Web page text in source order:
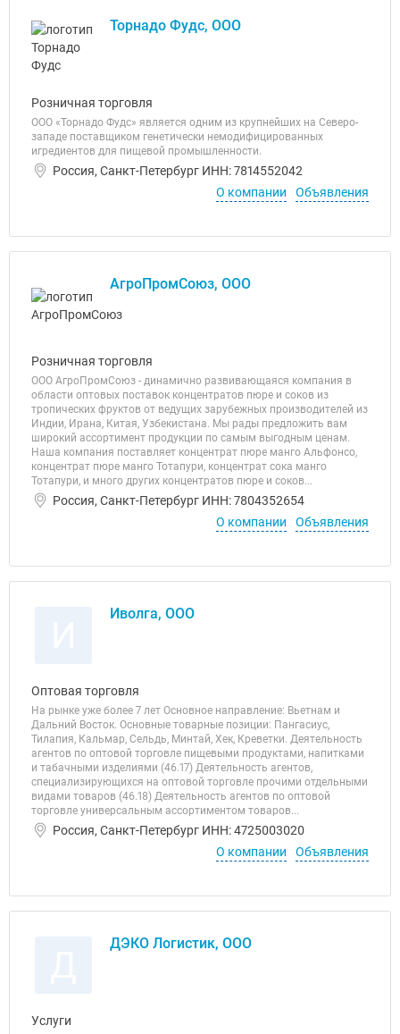
Торнадо Фудс, ООО
Розничная торговля
ООО «Торнадо Фудс» является одним из крупнейших на Северо-
западе поставщиком генетически немодифицированных
игредиентов для пищевой промышленности.
Россия, Санкт-Петербург ИНН: 7814552042
О компании
Объявления
АгроПромСоюз, ООО
Розничная торговля
ООО АгроПромСоюз - динамично развивающаяся компания в
области оптовых поставок концентратов пюре и соков из
тропических фруктов от ведущих зарубежных производителей из
Индии, Ирана, Китая, Узбекистана. Мы рады предложить вам
широкий ассортимент продукции по самым выгодным ценам.
Наша компания поставляет концентрат пюре манго Альфонсо,
концентрат пюре манго Тотапури, концентрат сока манго
Тотапури, и много других концентратов пюре и соков...
Россия, Санкт-Петербург ИНН: 7804352654
О компании
Объявления
Иволга, ООО
Оптовая торговля
На рынке уже более 7 лет Основное направление: Вьетнам и
Дальний Восток. Основные товарные позиции: Пангасиус,
Тилапия, Кальмар, Сельдь, Минтай, Хек, Креветки. Деятельность
агентов по оптовой торговле пищевыми продуктами, напитками
и табачными изделиями (46.17) Деятельность агентов,
специализирующихся на оптовой торговле прочими отдельными
видами товаров (46.18) Деятельность агентов по оптовой
торговле универсальным ассортиментом товаров...
Россия, Санкт-Петербург ИНН: 4725003020
О компании
Объявления
ДЭКО Логистик, ООО
Услуги